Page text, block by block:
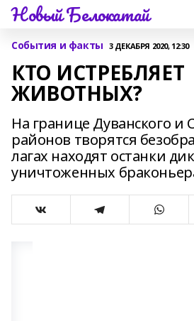
Новый Белокатай
События и факты 3 ДЕКАБРЯ 2020, 12:30
КТО ИСТРЕБЛЯЕТ
ЖИВОТНЫХ?
На границе Дуванского и
районов творятся
лагах находят останки
уничтоженных